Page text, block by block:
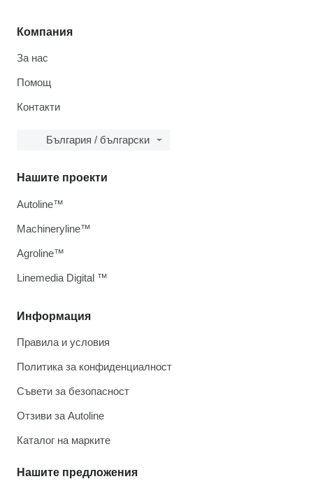
Компания
За нас
Помощ
Контакти
България / български
Информация
Правила и условия
Политика за конфиденциалност
Съвети за безопасност
Отзиви за Autoline
Каталог на марките
Нашите предложения
Нашите проекти
Autoline™
Machineryline™
Agroline™
Linemedia Digital ™